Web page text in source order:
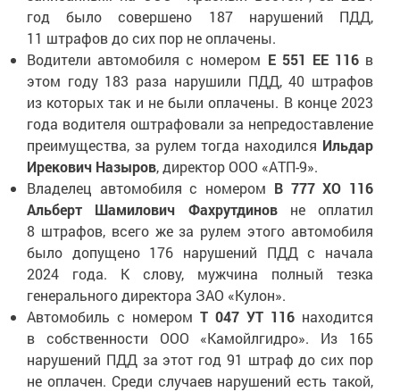
год было совершено 187 нарушений ПДД,
11 штрафов до сих пор не оплачены.
Водители автомобиля с номером Е 551 ЕЕ 116в
этом году 183 раза нарушили ПДД, 40 штрафов
из которых так и не были оплачены. В конце 2023
года водителя оштрафовали за непредоставление
преимущества, за рулем тогда находился Ильдар
Ирекович Назыров, директор ООО «АТП-9».
Владелец автомобиля с номером В 777 ХО 116
Альберт Шамилович Фахрутдиновне оплатил
8 штрафов, всего же за рулем этого автомобиля
было допущено 176 нарушений ПДД с начала
2024 года. К слову, мужчина полный тезка
генерального директора ЗАО «Кулон».
Автомобиль с номером Т 047 УТ 116 находится
в собственности ООО «Камойлгидро». Из 165
нарушений ПДД за этот год 91 штраф до сих пор
не оплачен. Среди случаев нарушений есть такой,